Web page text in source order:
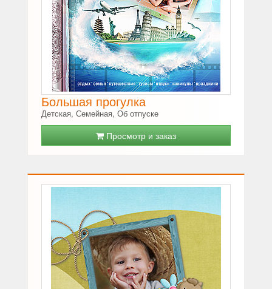
Большая прогулка
Детская, Семейная, Об отпуске
Просмотр и заказ